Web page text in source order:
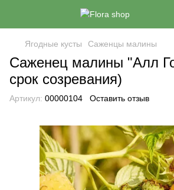
Ягодные кусты Саженцы малины
Саженец малины "Алл
срок созревания)
Артикул: 00000104 Оставить отзыв